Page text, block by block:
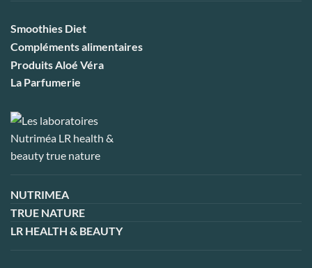
Smoothies Diet
Compléments alimentaires
Produits Aloé Véra
La Parfumerie
NUTRIMEA
TRUE NATURE
LR HEALTH & BEAUTY